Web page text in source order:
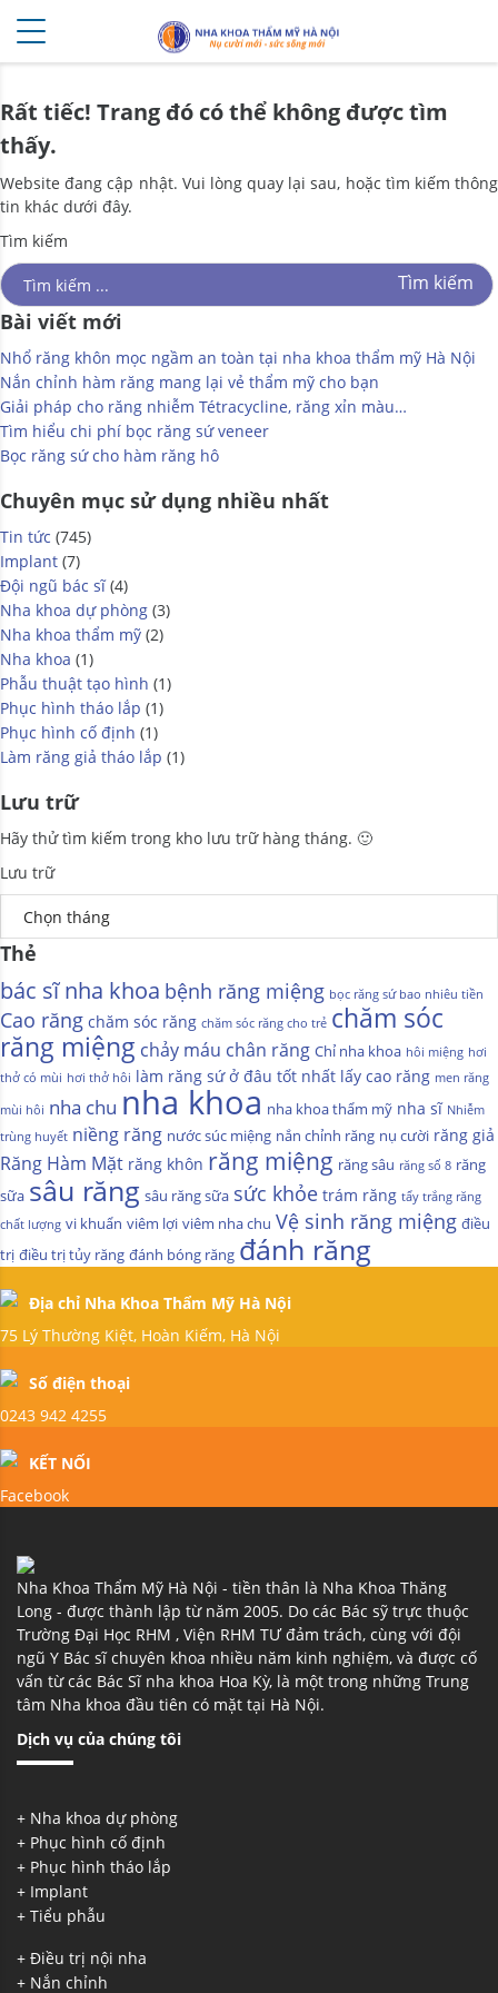
Rất tiếc! Trang đó có thể không được tìm
thấy.
Website đang cập nhật. Vui lòng quay lại sau, hoặc tìm kiếm thông
tin khác dưới đây.
Tìm kiếm
Bài viết mới
Nhổ răng khôn mọc ngầm an toàn tại nha khoa thẩm mỹ Hà Nội
Nắn chỉnh hàm răng mang lại vẻ thẩm mỹ cho bạn
Giải pháp cho răng nhiễm Tétracycline, răng xỉn màu…
Tìm hiểu chi phí bọc răng sứ veneer
Bọc răng sứ cho hàm răng hô
Chuyên mục sử dụng nhiều nhất
Tin tức (745)
Implant (7)
Đội ngũ bác sĩ(4)
Nha khoa dự phòng (3)
Nha khoa thẩm mỹ (2)
Nha khoa (1)
Phẫu thuật tạo hình (1)
Phục hình tháo lắp (1)
Phục hình cố định (1)
Làm răng giả tháo lắp (1)
Lưu trữ
Hãy thử tìm kiếm trong kho lưu trữ hàng tháng. 🙂
Lưu trữ
Thẻ
bác sĩ nha khoa bệnh răng miệng bọc răng sứ bao nhiêu tiền
Cao răng chăm sóc răng chăm sóc răng cho trẻ chăm sóc
răng miệng chảy máu chân răng Chỉ nha khoa hôi miệng hơi
thở có mùi hơi thở hôi làm răng sứ ở đâu tốt nhất lấy cao răng men răng
mùi hôi nha chu nha khoa nha khoa thẩm mỹ nha sĩ Nhiễm
trùng huyết niềng răng nước súc miệng nắn chỉnh răng nụ cười răng giả
Răng Hàm Mặt răng khôn răng miệng răng sâu răng số 8 răng
sữa sâu răng sâu răng sữa sức khỏe trám răng tẩy trắng răng
chất lượng vi khuẩn viêm lợi viêm nha chu Vệ sinh răng miệng điều
trị điều trị tủy răng đánh bóng răng đánh răng
Địa chỉ Nha Khoa Thẩm Mỹ Hà Nội
75 Lý Thường Kiệt, Hoàn Kiếm, Hà Nội
Số điện thoại
0243 942 4255
KẾT NỐI
Facebook
Nha Khoa Thẩm Mỹ Hà Nội - tiền thân là Nha Khoa Thăng
Long - được thành lập từ năm 2005. Do các Bác sỹ trực thuộc
Trường Đại Học RHM , Viện RHM TƯ đảm trách, cùng với đội
ngũ Y Bác sĩ chuyên khoa nhiều năm kinh nghiệm, và được cố
vấn từ các Bác Sĩ nha khoa Hoa Kỳ, là một trong những Trung
tâm Nha khoa đầu tiên có mặt tại Hà Nội.
Dịch vụ của chúng tôi
+ Nha khoa dự phòng
+ Phục hình cố định
+ Phục hình tháo lắp
+ Implant
+ Tiểu phẫu
+ Điều trị nội nha
+ Nắn chỉnh